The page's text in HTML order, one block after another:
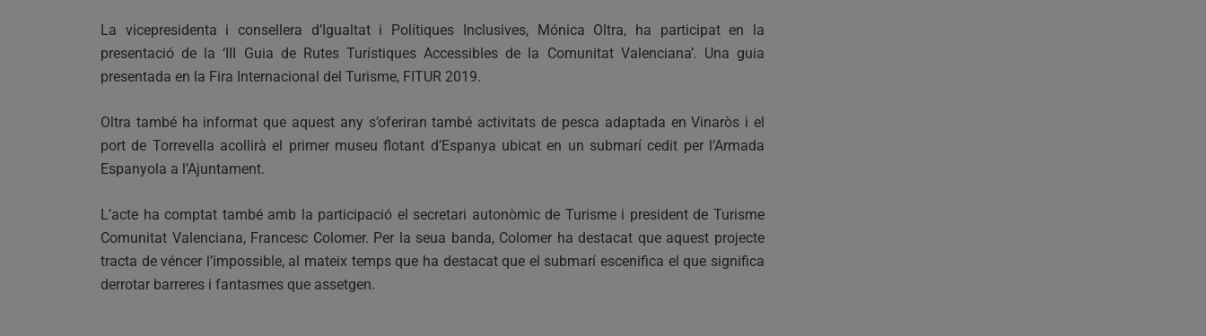
La vicepresidenta i consellera d’Igualtat i Polítiques Inclusives, Mónica Oltra, ha participat en la
presentació de la ‘III Guia de Rutes Turístiques Accessibles de la Comunitat Valenciana’. Una guia
presentada en la Fira Internacional del Turisme, FITUR 2019.
Oltra també ha informat que aquest any s’oferiran també activitats de pesca adaptada en Vinaròs i el
port de Torrevella acollirà el primer museu flotant d’Espanya ubicat en un submarí cedit per l’Armada
Espanyola a l’Ajuntament.
L’acte ha comptat també amb la participació el secretari autonòmic de Turisme i president de Turisme
Comunitat Valenciana, Francesc Colomer. Per la seua banda, Colomer ha destacat que aquest projecte
tracta de véncer l’impossible, al mateix temps que ha destacat que el submarí escenifica el que significa
derrotar barreres i fantasmes que assetgen.